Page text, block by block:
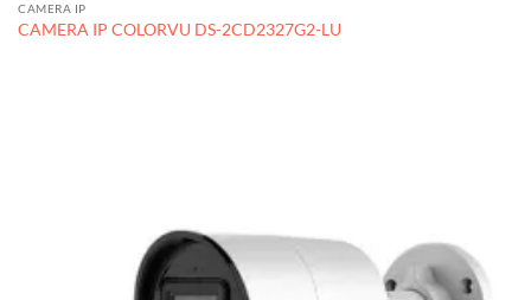
CAMERA IP
CAMERA IP COLORVU DS-2CD2327G2-LU